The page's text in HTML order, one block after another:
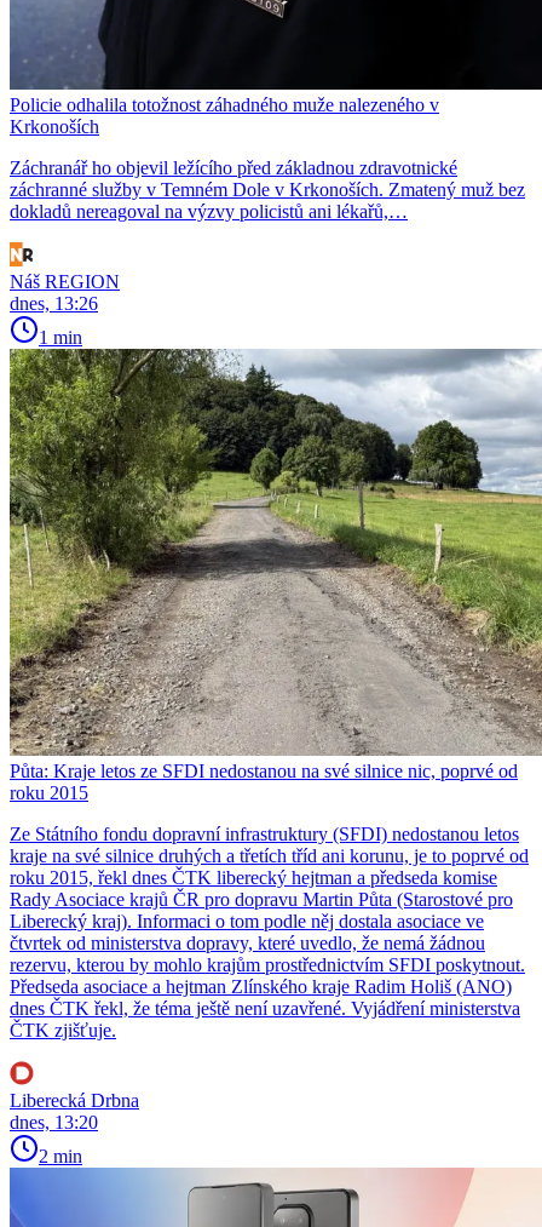
Policie odhalila totožnost záhadného muže nalezeného v
Krkonoších
Záchranář ho objevil ležícího před základnou zdravotnické
záchranné služby v Temném Dole v Krkonoších. Zmatený muž bez
dokladů nereagoval na výzvy policistů ani lékařů,…
Náš REGION
dnes, 13:26
1 min
Půta: Kraje letos ze SFDI nedostanou na své silnice nic, poprvé od
roku 2015
Ze Státního fondu dopravní infrastruktury (SFDI) nedostanou letos
kraje na své silnice druhých a třetích tříd ani korunu, je to poprvé od
roku 2015, řekl dnes ČTK liberecký hejtman a předseda komise
Rady Asociace krajů ČR pro dopravu Martin Půta (Starostové pro
Liberecký kraj). Informaci o tom podle něj dostala asociace ve
čtvrtek od ministerstva dopravy, které uvedlo, že nemá žádnou
rezervu, kterou by mohlo krajům prostřednictvím SFDI poskytnout.
Předseda asociace a hejtman Zlínského kraje Radim Holiš (ANO)
dnes ČTK řekl, že téma ještě není uzavřené. Vyjádření ministerstva
ČTK zjišťuje.
Liberecká Drbna
dnes, 13:20
2 min